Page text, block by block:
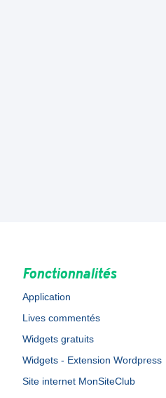
Fonctionnalités
Application
Lives commentés
Widgets gratuits
Widgets - Extension Wordpress
Site internet MonSiteClub